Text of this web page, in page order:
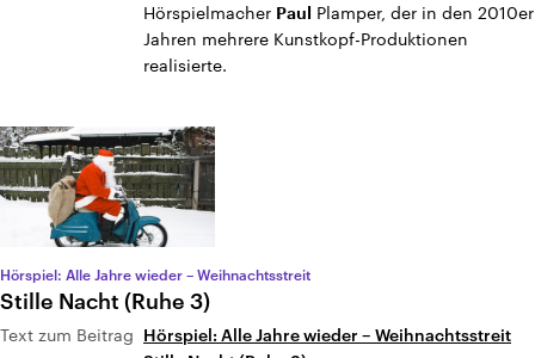
Hörspielmacher Paul
Plamper, der in den 2010er
Jahren mehrere Kunstkopf-Produktionen
realisierte.
Hörspiel: Alle Jahre wieder – Weihnachtsstreit
Stille Nacht (Ruhe 3)
Text zum Beitrag Hörspiel: Alle Jahre wieder – Weihnachtsstreit